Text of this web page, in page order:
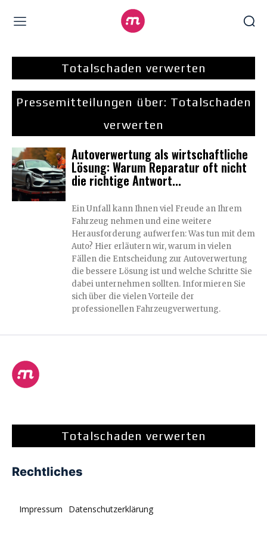
Totalschaden verwerten
Pressemitteilungen über: Totalschaden
verwerten
Autoverwertung als wirtschaftliche
Lösung: Warum Reparatur oft nicht
die richtige Antwort...
Ein Unfall kann Ihnen viel Freude an Ihrem
Fahrzeug nehmen und eine weitere
Herausforderung aufwerfen: Was tun mit dem
Auto? Hier erläutern wir, warum in vielen
Fällen die Entscheidung zur Autoverwertung
die bessere Lösung ist und welche Schritte Sie
dabei unternehmen sollten. Informieren Sie
sich über die vielen Vorteile der
professionellen Fahrzeugverwertung.
Totalschaden verwerten
Rechtliches
Impressum Datenschutzerklärung